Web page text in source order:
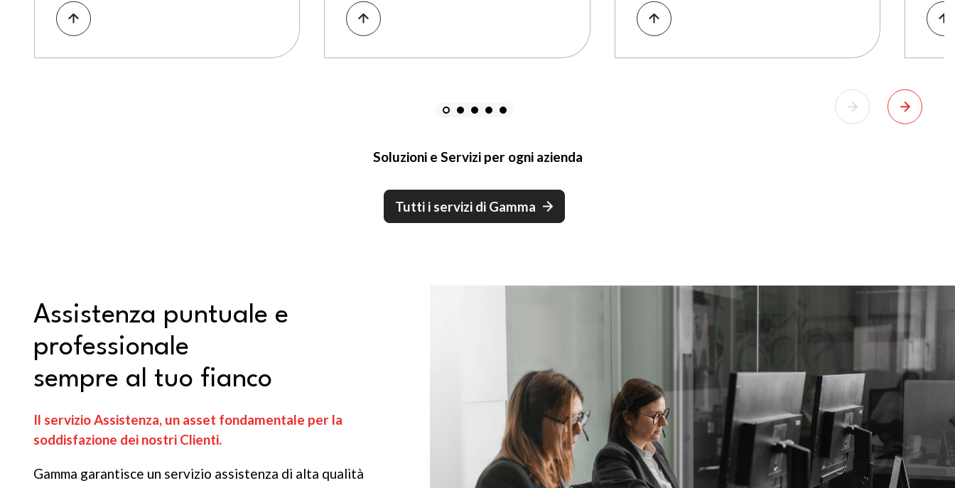
Soluzioni e Servizi per ogni azienda
Tutti i servizi di Gamma
Assistenza puntuale e
professionale
sempre al tuo fianco
Il servizio Assistenza, un asset fondamentale per la
soddisfazione dei nostri Clienti.
Gamma garantisce un servizio assistenza di alta qualità